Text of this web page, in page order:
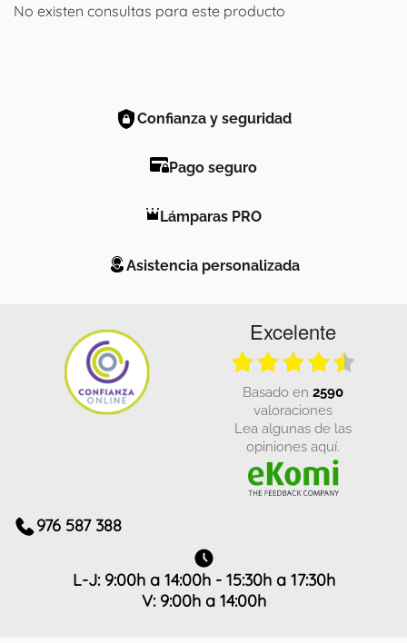
No existen consultas para este producto
Confianza y seguridad
Pago seguro
Lámparas PRO
Asistencia personalizada
Excelente
basado en 2590
valoraciones
Lea algunas de las
opiniones aquí.
976 587 388
L-J: 9:00h a 14:00h - 15:30h a 17:30h
V: 9:00h a 14:00h